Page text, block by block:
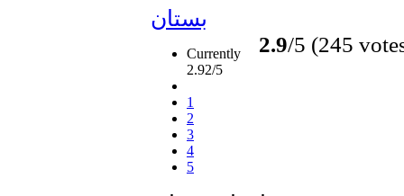
بستان
Currently
2.92/5
1
2
3
4
5
2.9/5 (245